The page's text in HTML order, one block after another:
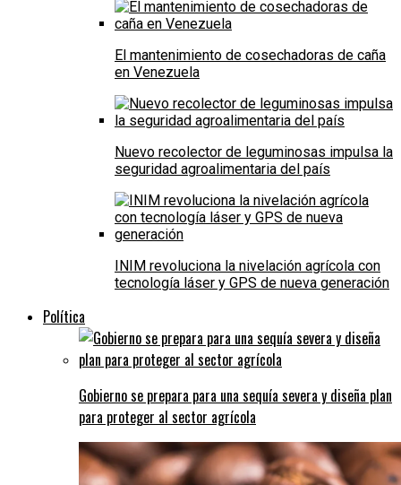
El mantenimiento de cosechadoras de caña
en Venezuela
Nuevo recolector de leguminosas impulsa la
seguridad agroalimentaria del país
INIM revoluciona la nivelación agrícola con
tecnología láser y GPS de nueva generación
Política
Gobierno se prepara para una sequía severa y diseña plan
para proteger al sector agrícola